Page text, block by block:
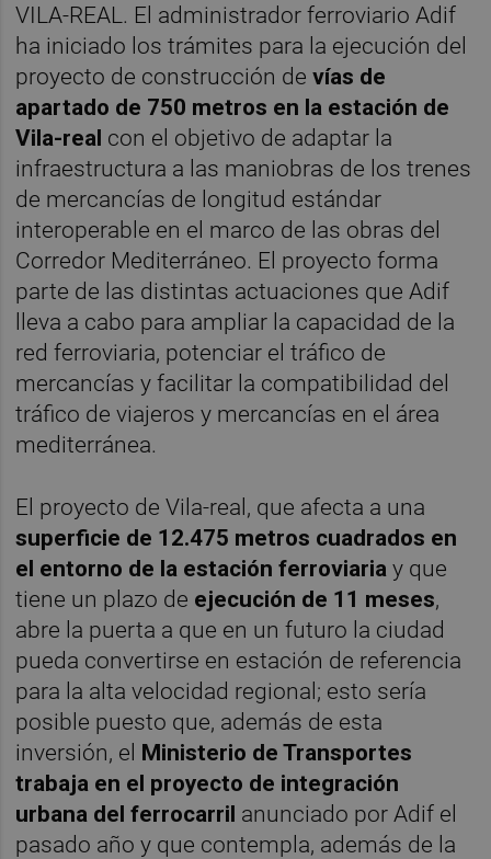
VILA-REAL. El administrador ferroviario Adif
ha iniciado los trámites para la ejecución del
proyecto de construcción devías de
apartado de 750 metros en la estación de
Vila-real con el objetivo de adaptar la
infraestructura a las maniobras de los trenes
de mercancías de longitud estándar
interoperable en el marco de las obras del
Corredor Mediterráneo. El proyecto forma
parte de las distintas actuaciones que Adif
lleva a cabo para ampliar la capacidad de la
red ferroviaria, potenciar el tráfico de
mercancías y facilitar la compatibilidad del
tráfico de viajeros y mercancías en el área
mediterránea.
El proyecto de Vila-real, que afecta a una
superficie de 12.475 metros cuadrados en
el entorno de la estación ferroviariay que
tiene un plazo de ejecución de 11 meses,
abre la puerta a que en un futuro la ciudad
pueda convertirse en estación de referencia
para la alta velocidad regional; esto sería
posible puesto que, además de esta
inversión, el Ministerio de Transportes
trabaja en el proyecto de integración
urbana del ferrocarril anunciado por Adif el
pasado año y que contempla, además de la